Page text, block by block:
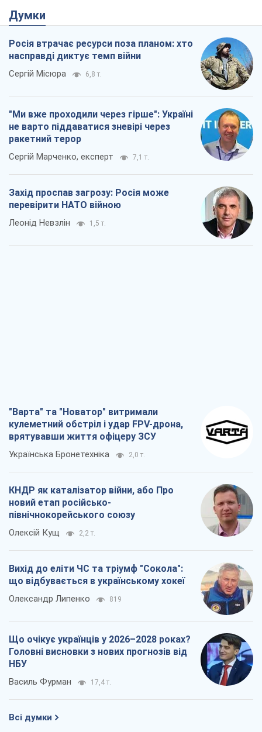
Думки
Росія втрачає ресурси поза планом: хто
насправді диктує темп війни
Сергій Місюра 6,8 т.
"Ми вже проходили через гірше": Україні
не варто піддаватися зневірі через
ракетний терор
Сергій Марченко, експерт 7,1 т.
Захід проспав загрозу: Росія може
перевірити НАТО війною
Леонід Невзлін 1,5 т.
"Варта" та "Новатор" витримали
кулеметний обстріл і удар FPV-дрона,
врятувавши життя офіцеру ЗСУ
Українська Бронетехніка 2,0 т.
КНДР як каталізатор війни, або Про
новий етап російсько-
північнокорейського союзу
Олексій Кущ 2,2 т.
Вихід до еліти ЧС та тріумф "Сокола":
що відбувається в українському хокеї
Олександр Липенко 819
Що очікує українців у 2026–2028 роках?
Головні висновки з нових прогнозів від
НБУ
Василь Фурман 17,4 т.
Всі думки